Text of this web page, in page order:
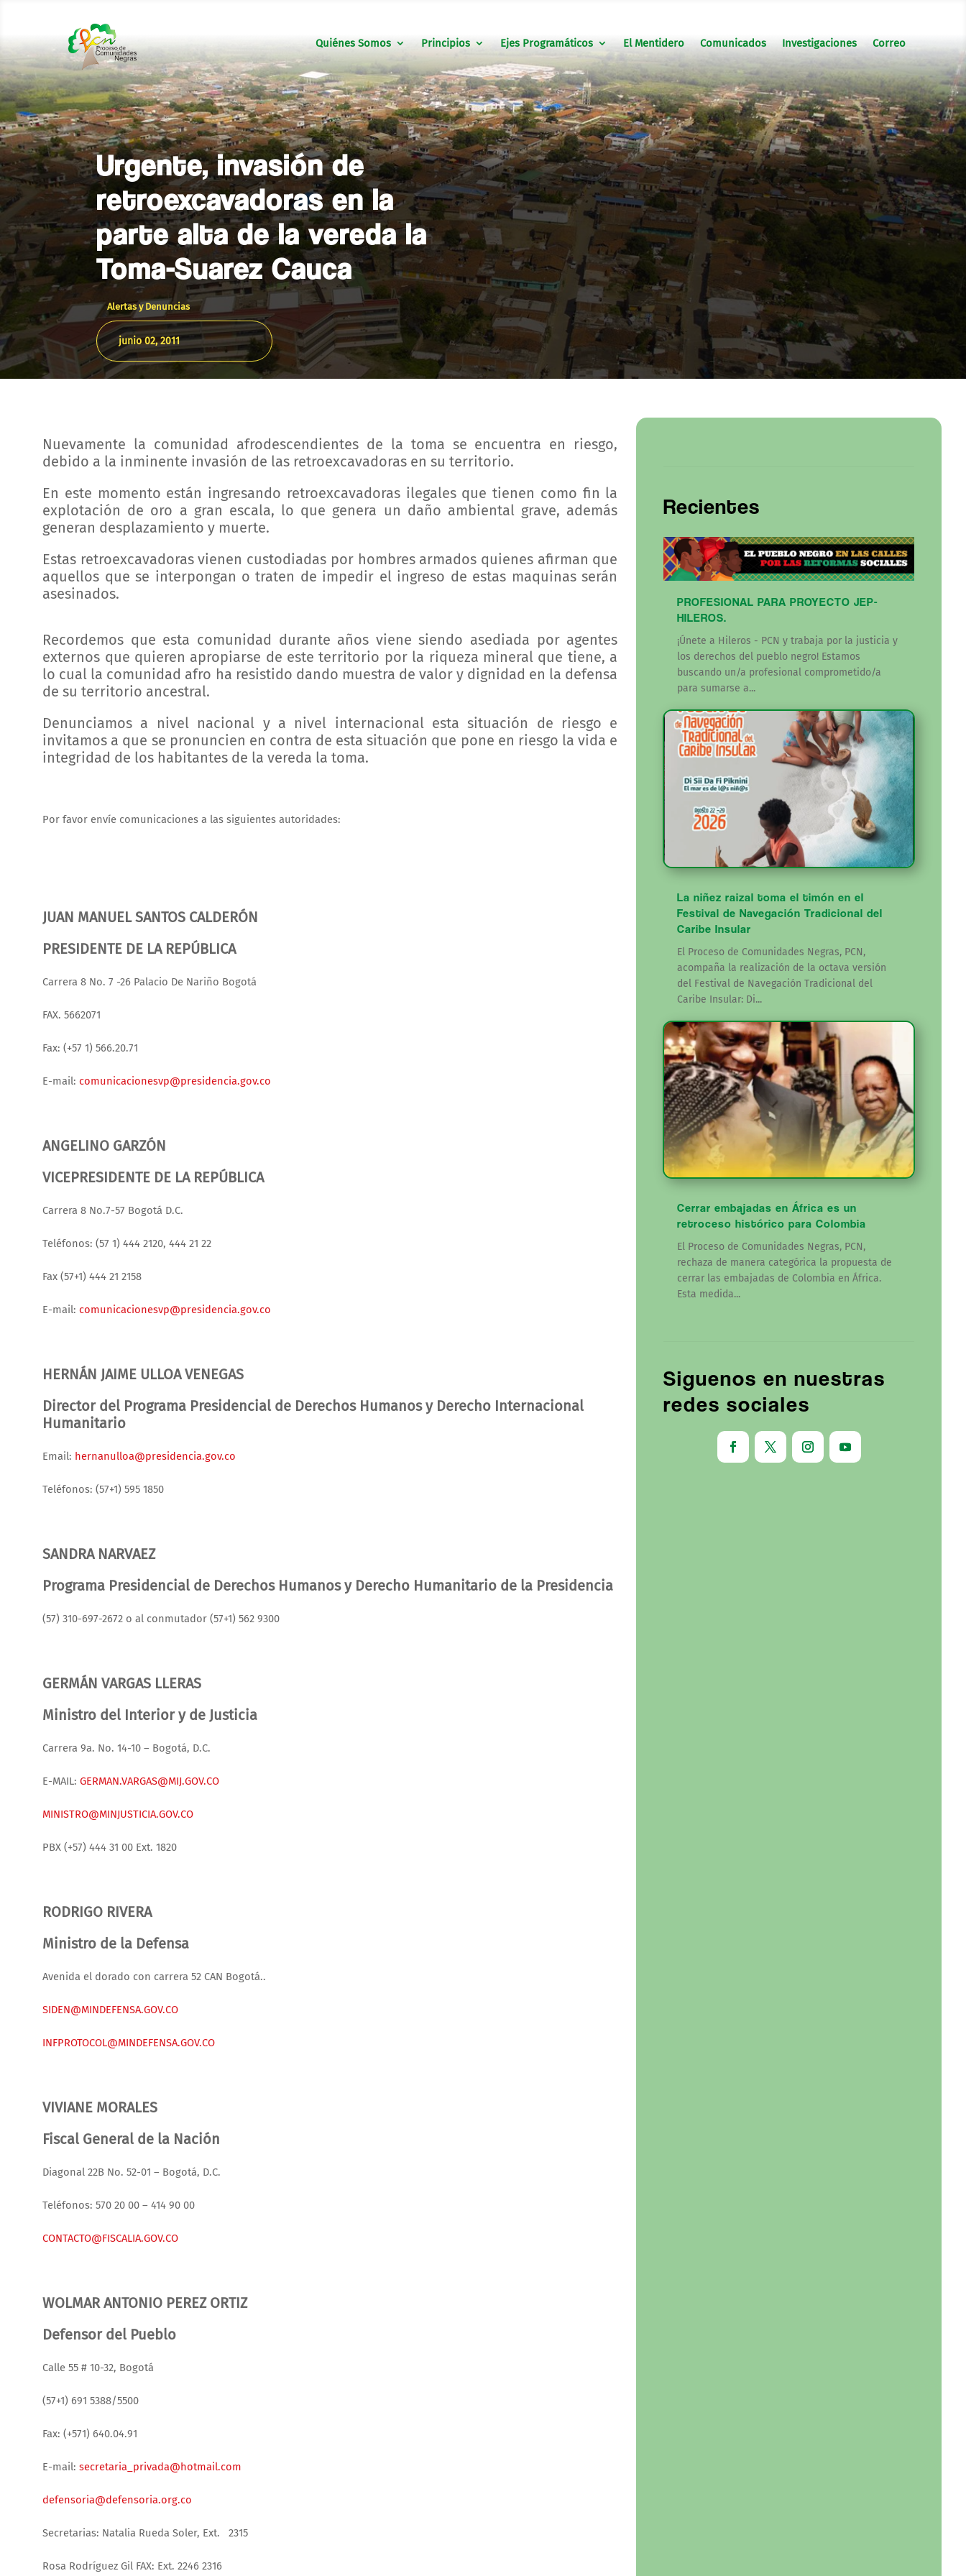
Quiénes Somos Principios Ejes Programáticos El Mentidero Comunicados Investigaciones Correo
Urgente, invasión de
retroexcavadoras en la
parte alta de la vereda la
Toma-Suarez Cauca
Alertas y Denuncias
junio 02, 2011
Nuevamente la comunidad afrodescendientes de la toma se encuentra en riesgo,
debido a la inminente invasión de las retroexcavadoras en su territorio.
En este momento están ingresando retroexcavadoras ilegales que tienen como fin la
explotación de oro a gran escala, lo que genera un daño ambiental grave, además
generan desplazamiento y muerte.
Estas retroexcavadoras vienen custodiadas por hombres armados quienes afirman que
aquellos que se interpongan o traten de impedir el ingreso de estas maquinas serán
asesinados.
Recordemos que esta comunidad durante años viene siendo asediada por agentes
externos que quieren apropiarse de este territorio por la riqueza mineral que tiene, a
lo cual la comunidad afro ha resistido dando muestra de valor y dignidad en la defensa
de su territorio ancestral.
Denunciamos a nivel nacional y a nivel internacional esta situación de riesgo e
invitamos a que se pronuncien en contra de esta situación que pone en riesgo la vida e
integridad de los habitantes de la vereda la toma.
Por favor envíe comunicaciones a las siguientes autoridades:
JUAN MANUEL SANTOS CALDERÓN
PRESIDENTE DE LA REPÚBLICA
Carrera 8 No. 7 -26 Palacio De Nariño Bogotá
FAX. 5662071
Fax: (+57 1) 566.20.71
E-mail:comunicacionesvp@presidencia.gov.co
ANGELINO GARZÓN
VICEPRESIDENTE DE LA REPÚBLICA
Carrera 8 No.7-57 Bogotá D.C.
Teléfonos: (57 1) 444 2120, 444 21 22
Fax (57+1) 444 21 2158
E-mail:comunicacionesvp@presidencia.gov.co
HERNÁN JAIME ULLOA VENEGAS
Director del Programa Presidencial de Derechos Humanos y Derecho Internacional
Humanitario
Email: hernanulloa@presidencia.gov.co
Teléfonos: (57+1) 595 1850
SANDRA NARVAEZ
Programa Presidencial de Derechos Humanos y Derecho Humanitario de la Presidencia
(57) 310-697-2672 o al conmutador (57+1) 562 9300
GERMÁN VARGAS LLERAS
Ministro del Interior y de Justicia
Carrera 9a. No. 14-10 – Bogotá, D.C.
E-MAIL:GERMAN.VARGAS@MIJ.GOV.CO
MINISTRO@MINJUSTICIA.GOV.CO
PBX (+57) 444 31 00 Ext. 1820
RODRIGO RIVERA
Ministro de la Defensa
Avenida el dorado con carrera 52 CAN Bogotá..
SIDEN@MINDEFENSA.GOV.CO
INFPROTOCOL@MINDEFENSA.GOV.CO
VIVIANE MORALES
Fiscal General de la Nación
Diagonal 22B No. 52-01 – Bogotá, D.C.
Teléfonos: 570 20 00 – 414 90 00
CONTACTO@FISCALIA.GOV.CO
WOLMAR ANTONIO PEREZ ORTIZ
Defensor del Pueblo
Calle 55 # 10-32, Bogotá
(57+1) 691 5388/5500
Fax: (+571) 640.04.91
E-mail:secretaria_privada@hotmail.com
defensoria@defensoria.org.co
Secretarias: Natalia Rueda Soler, Ext. 2315
Rosa Rodríguez Gil FAX: Ext. 2246 2316
Recientes
PROFESIONAL PARA PROYECTO JEP-
HILEROS.
¡Únete a Hileros - PCN y trabaja por la justicia y
los derechos del pueblo negro! Estamos
buscando un/a profesional comprometido/a
para sumarse a...
La niñez raizal toma el timón en el
Festival de Navegación Tradicional del
Caribe Insular
El Proceso de Comunidades Negras, PCN,
acompaña la realización de la octava versión
del Festival de Navegación Tradicional del
Caribe Insular: Di...
Cerrar embajadas en África es un
retroceso histórico para Colombia
El Proceso de Comunidades Negras, PCN,
rechaza de manera categórica la propuesta de
cerrar las embajadas de Colombia en África.
Esta medida...
Siguenos en nuestras
redes sociales